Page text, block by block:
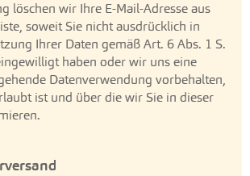
löschen wir Ihre E-Mail-Adresse aus
soweit Sie nicht ausdrücklich in
Ihrer Daten gemäß Art. 6 Abs. 1 S.
haben oder wir uns eine
Datenverwendung vorbehalten,
ist und über die wir Sie in dieser